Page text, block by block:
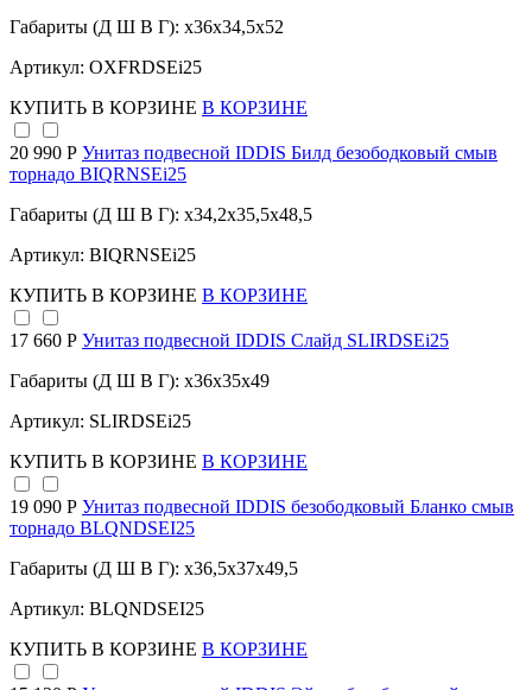
Габариты (Д Ш В Г): x36x34,5x52
Артикул: OXFRDSEi25
КУПИТЬ В КОРЗИНЕ В КОРЗИНЕ
20 990 Р Унитаз подвесной IDDIS Билд безободковый смыв
торнадо BIQRNSEi25
Габариты (Д Ш В Г): x34,2x35,5x48,5
Артикул: BIQRNSEi25
КУПИТЬ В КОРЗИНЕ В КОРЗИНЕ
17 660 Р Унитаз подвесной IDDIS Слайд SLIRDSEi25
Габариты (Д Ш В Г): x36x35x49
Артикул: SLIRDSEi25
КУПИТЬ В КОРЗИНЕ В КОРЗИНЕ
19 090 Р Унитаз подвесной IDDIS безободковый Бланко смыв
торнадо BLQNDSEI25
Габариты (Д Ш В Г): x36,5x37x49,5
Артикул: BLQNDSEI25
КУПИТЬ В КОРЗИНЕ В КОРЗИНЕ